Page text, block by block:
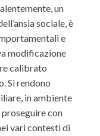
un
sociale, è
e
modificazione
calibrato
Si rendono
in ambiente
con
vari contesti di